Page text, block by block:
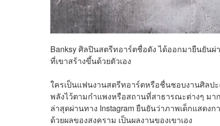
Banksy ศิลปินสตรีทอาร์ตชื่อดัง ได้ออกมายืนยัน
ที่เขาสร้างขึ้นด้วยตัวเอง
ใครเป็นแฟนงานสตรีทอาร์ตหรือชื่นชอบงานศิลป
พลังไว้ตามกำแพงหรือสถานที่สาธารณะต่างๆ ม
ล่าสุดผ่านทาง Instagram ยืนยันว่าภาพเด็กแสดง
ด้วยผลของสงคราม เป็นผลงานของเขาเอง